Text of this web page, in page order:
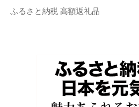
ふるさと納税 高額返礼品